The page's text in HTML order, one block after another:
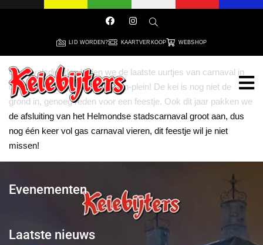
LID WORDEN? KAARTVERKOOP WEBSHOP
Carnavalsdinsdag luiden we de laatste uurtjes van carnaval in
om 20.30 uur op het Mizunallen-plein! De kei is nog niet de
grond in, genoeg reden voor een feestje. Ook dit jaar pakken we
de afsluiting van het Helmondse stadscarnaval groot aan, dus
nog één keer vol gas carnaval vieren, dit feestje wil je niet
missen!
Evenementen
Laatste nieuws